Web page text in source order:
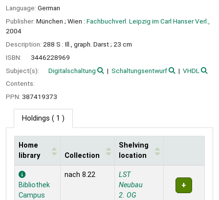
Language: German
Publisher: München ; Wien : Fachbuchverl. Leipzig im Carl Hanser Verl.,
2004
Description: 288 S : Ill., graph. Darst ; 23 cm
ISBN:
3446228969
Subject(s):
Digitalschaltung Schaltungsentwurf
VHDL
Contents:
PPN: 387419373
Holdings ( 1 )
Holdings
Home
library
Collection
Shelving
location
Bibliothek
Campus
nach 8.22
LST
Neubau
2. OG